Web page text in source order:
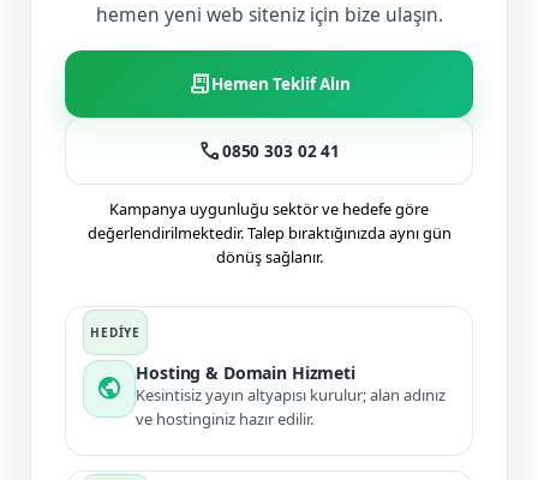
hemen yeni web siteniz için bize ulaşın.
receipt_longHemen Teklif Alın
call0850 303 02 41
Kampanya uygunluğu sektör ve hedefe göre
değerlendirilmektedir. Talep bıraktığınızda aynı gün
dönüş sağlanır.
public
Hosting & Domain Hizmeti
Kesintisiz yayın altyapısı kurulur; alan adınız
ve hostinginiz hazır edilir.